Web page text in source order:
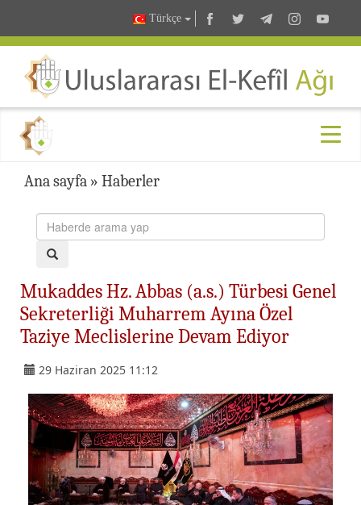
Türkçe
Ana sayfa » Haberler
Mukaddes Hz. Abbas (a.s.) Türbesi Genel
Sekreterliği Muharrem Ayına Özel
Taziye Meclislerine Devam Ediyor
29 Haziran 2025 11:12